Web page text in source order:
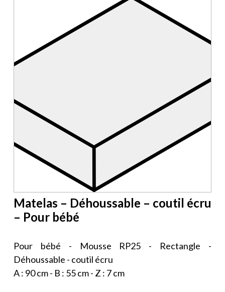
Matelas – Déhoussable – coutil écru
– Pour bébé
Pour bébé - Mousse RP25 - Rectangle -
Déhoussable - coutil écru
A : 90 cm - B : 55 cm - Z : 7 cm